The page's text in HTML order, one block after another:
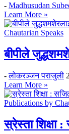
- Madhusudan
Learn More »
Chautarian Speaks
बीपीले
-लोकरञ्‍जन पराजुली
Learn More »
Publications by
स्रेस्ता शिक्षा